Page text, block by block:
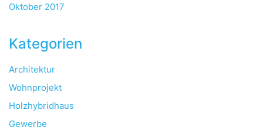
Oktober 2017
Kategorien
Architektur
Wohnprojekt
Holzhybridhaus
Gewerbe